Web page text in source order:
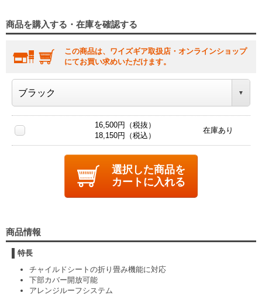
商品を購入する・在庫を確認する
この商品は、ワイズギア取扱店・オンラインショップ
にてお買い求めいただけます。
16,500円（税抜）
18,150円（税込）
在庫あり
選択した商品を
カートに入れる
商品情報
特長
チャイルドシートの折り畳み機能に対応
下部カバー開放可能
アレンジルーフシステム